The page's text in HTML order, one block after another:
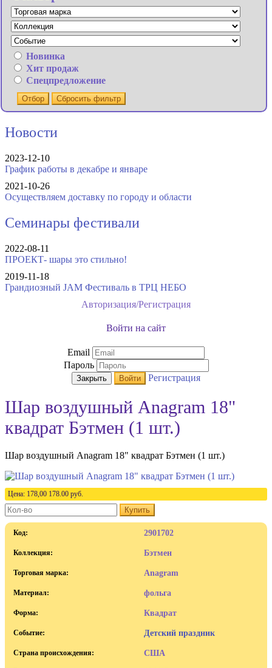
Новинка
Хит продаж
Спецпредложение
Отбор Сбросить фильтр
Новости
2023-12-10
График работы в декабре и январе
2021-10-26
Осуществляем доставку по городу и области
Семинары фестивали
2022-08-11
ПРОЕКТ- шары это стильно!
2019-11-18
Грандиозный JAM Фестиваль в ТРЦ НЕБО
Авторизация/Регистрация
Войти на сайт
Email
Пароль
Закрыть Войти Регистрация
Шар воздушный Anagram 18"
квадрат Бэтмен (1 шт.)
Шар воздушный Anagram 18" квадрат Бэтмен (1 шт.)
Цена: 178,00 178.00 руб.
Купить
Код: 2901702
Коллекция: Бэтмен
Торговая марка: Anagram
Материал: фольга
Форма: Квадрат
Событие: Детский праздник
Страна происхождения: США